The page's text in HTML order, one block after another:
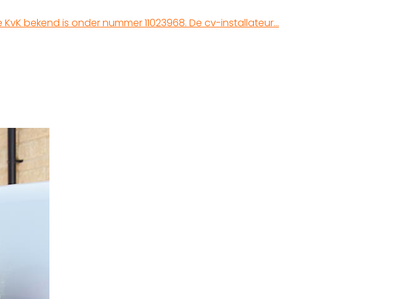
bekend is onder nummer 11023968. De cv-installateur…